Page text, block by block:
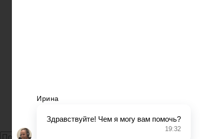
Суды
Задать вопрос юристу